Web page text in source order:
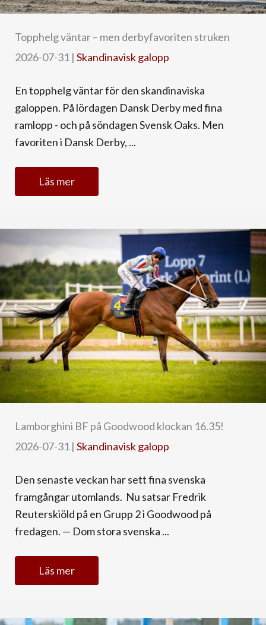
Topphelg väntar – men derbyfavoriten struken
2026-07-31 | Skandinavisk galopp
En topphelg väntar för den skandinaviska
galoppen. På lördagen Dansk Derby med fina
ramlopp - och på söndagen Svensk Oaks. Men
favoriten i Dansk Derby, ...
Läs mer
Lamborghini BF på Goodwood klockan 16.35!
2026-07-31 | Skandinavisk galopp
Den senaste veckan har sett fina svenska
framgångar utomlands. Nu satsar Fredrik
Reuterskiöld på en Grupp 2 i Goodwood på
fredagen. — Dom stora svenska ...
Läs mer